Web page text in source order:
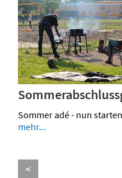
Sommer adé - nun
mehr...
<